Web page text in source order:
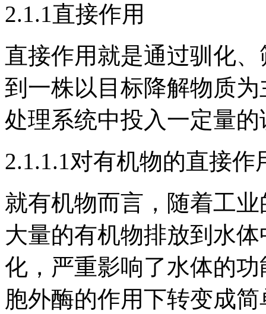
2.1.1直接作用
直接作用就是通过驯化
到一株以目标降解物质
处理系统中投入一定量
2.1.1.1对有机物的直接作
就有机物而言，随着工
大量的有机物排放到水
化，严重影响了水体的
胞外酶的作用下转变成